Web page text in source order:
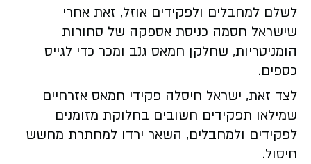
לשלם למחבלים ולפקידים אוזל, זאת אחרי
שישראל חסמה כניסת אספקה ​​של סחורות
הומניטריות, שחלקן חמאס גנב ומכר כדי לגייס
כספים.
לצד זאת, ישראל חיסלה פקידי חמאס אזרחיים
שמילאו תפקידים חשובים בחלוקת מזומנים
לפקידים ולמחבלים, השאר ירדו למחתרת מחשש
חיסול.